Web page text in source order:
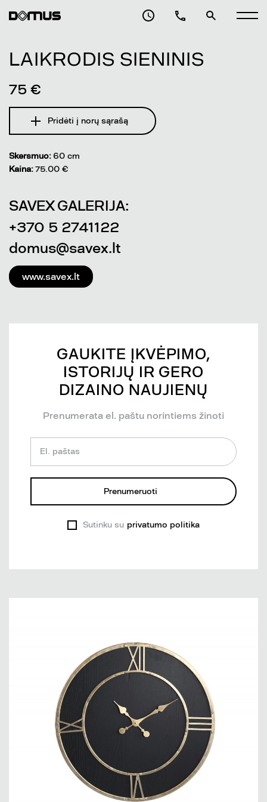
LAIKRODIS SIENINIS
75 €
Pridėti į norų sąrašą
Skersmuo:60 cm
Kaina:75.00 €
SAVEX GALERIJA:
+370 5 2741122
domus@savex.lt
www.savex.lt
GAUKITE ĮKVĖPIMO,
ISTORIJŲ IR GERO
DIZAINO NAUJIENŲ
Prenumerata el. paštu norintiems žinoti
El. paštas
Prenumeruoti
Sutinku su privatumo politika